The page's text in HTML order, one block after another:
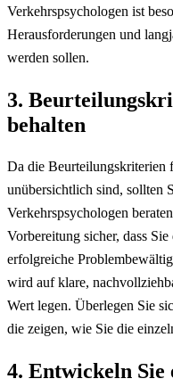
Verkehrspsychologen ist
Herausforderungen und
werden sollen.
3.
behalten
Da die
unübersichtlich sind, sollten
Verkehrspsychologen
Vorbereitung sicher, dass
erfolgreiche
wird auf klare,
Wert legen. Überlegen Sie
die zeigen, wie Sie die
4. Entwickeln Sie